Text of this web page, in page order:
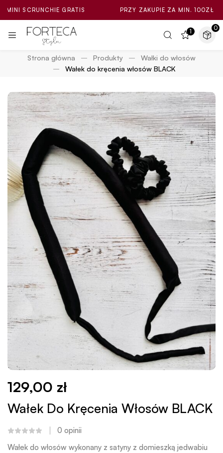
GRATIS PRZY ZAKUPIE ZA MIN. 100ZŁ LOSOWA
1 0
Strona główna Produkty
Wałki do włosów
Wałek do kręcenia włosów BLACK
129,00 zł
Wałek Do Kręcenia Włosów BLACK
0 opinii
Wałek do włosów wykonany z satyny z domieszką jedwabiu